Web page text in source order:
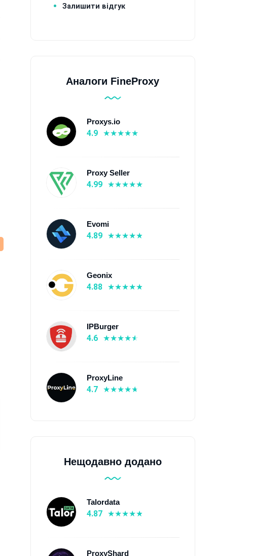
💰 Від $0.3
🌍 150+ країни
проксі, Датацентрові
Дізнатися більше
💰 Від $6.6
Залишити відгук
Аналоги FineProxy
Proxys.io
4.9
Proxy Seller
4.99
Evomi
4.89
Geonix
4.88
IPBurger
4.6
ProxyLine
4.7
Нещодавно додано
Talordata
4.87
ProxyShard